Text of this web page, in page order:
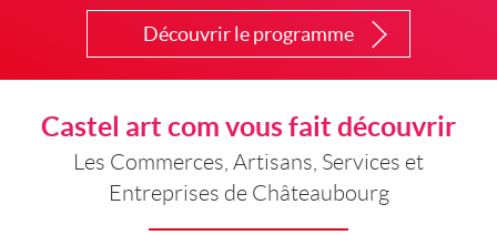
Découvrir le programme
Castel art com vous fait découvrir
Les Commerces, Artisans, Services et
Entreprises de Châteaubourg